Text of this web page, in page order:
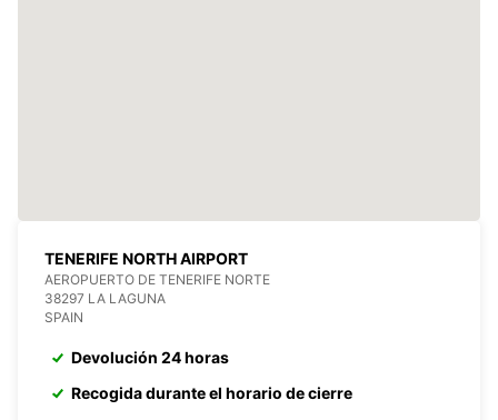
TENERIFE NORTH AIRPORT
AEROPUERTO DE TENERIFE NORTE
38297 LA LAGUNA
SPAIN
Devolución 24 horas
Recogida durante el horario de cierre